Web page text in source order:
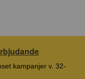
kampanjer v. 32-